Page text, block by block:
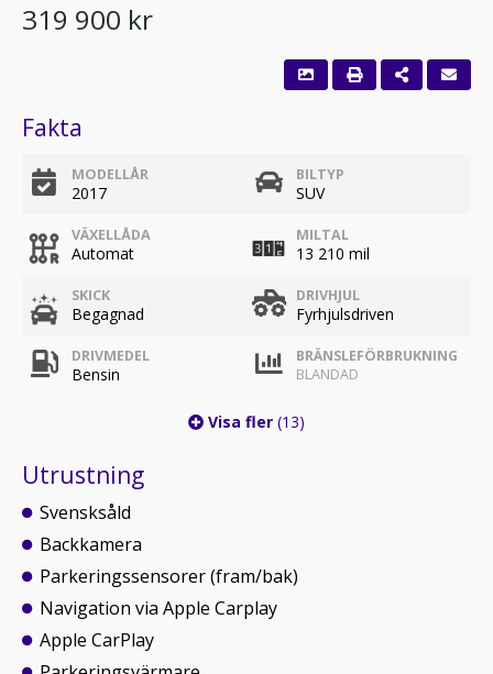
319 900 kr
Fakta
MODELLÅR
2017
BILTYP
SUV
VÄXELLÅDA
Automat
MILTAL
13 210 mil
SKICK
Begagnad
DRIVHJUL
Fyrhjulsdriven
DRIVMEDEL
Bensin
BRÄNSLEFÖRBRUKNING
BLANDAD
Visa fler (13)
Utrustning
Svensksåld
Backkamera
Parkeringssensorer (fram/bak)
Navigation via Apple Carplay
Apple CarPlay